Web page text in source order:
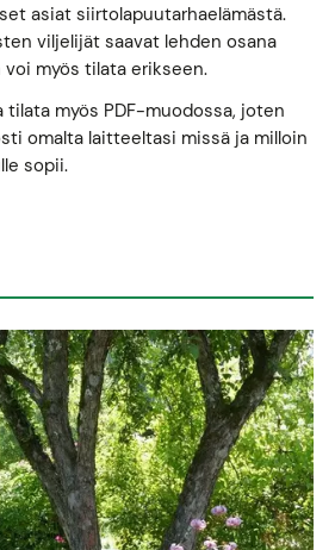
asiat siirtolapuutarhaelämästä.
viljelijät saavat lehden osana
myös tilata erikseen.
myös PDF-muodossa, joten
omalta laitteeltasi missä ja milloin
sopii.